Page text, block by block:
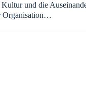
und die
Organisation…